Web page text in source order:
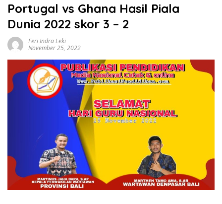
Portugal vs Ghana Hasil Piala
Dunia 2022 skor 3 – 2
Feri Indra Leki
November 25, 2022